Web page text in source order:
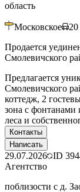
область
Московское 20
Продается
Смолевичского
Предлагается
Смолевичского
коттедж, 2
зона с фонтанами
леса и
Контакты
Написать
29.07.2026 ID
Агентство
поблизости с д.